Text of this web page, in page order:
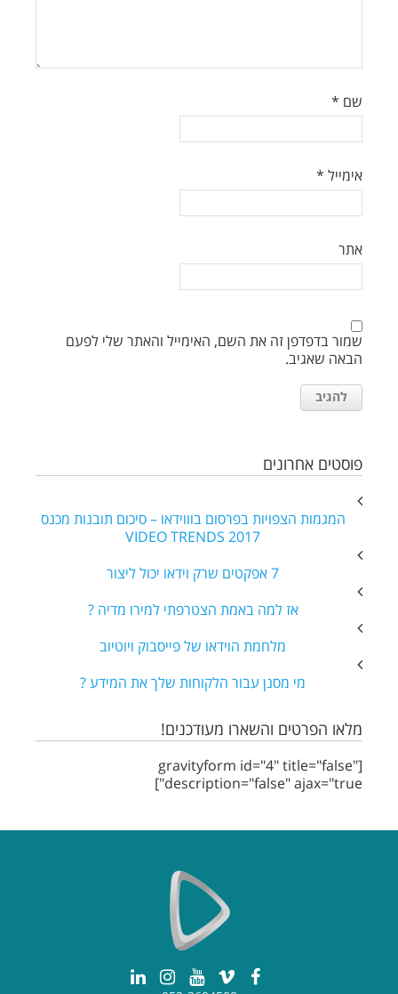
שם *
אימייל *
אתר
שמור בדפדפן זה את השם, האימייל והאתר שלי לפעם
הבאה שאגיב.
פוסטים אחרונים
המגמות הצפויות בפרסום בוווידאו – סיכום תובנות מכנס
VIDEO TRENDS 2017
7 אפקטים שרק וידאו יכול ליצור
אז למה באמת הצטרפתי למירו מדיה ?
מלחמת הוידאו של פייסבוק ויוטיוב
מי מסנן עבור הלקוחות שלך את המידע ?
מלאו הפרטים והשארו מעודכנים!
[gravityform id="4" title="false"
description="false" ajax="true"]